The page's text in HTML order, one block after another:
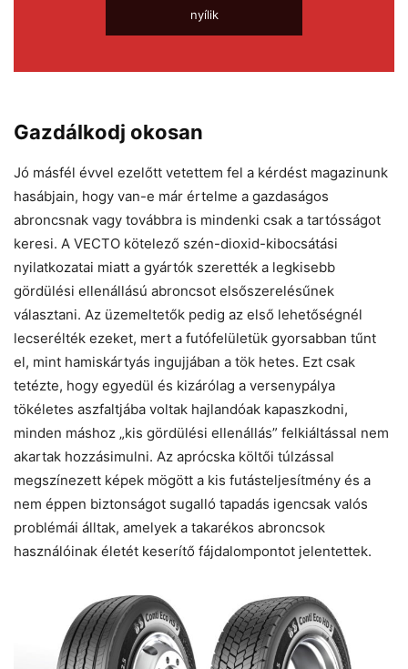
nyílik
Gazdálkodj okosan
Jó másfél évvel ezelőtt vetettem fel a kérdést magazinunk
hasábjain, hogy van-e már értelme a gazdaságos
abroncsnak vagy továbbra is mindenki csak a tartósságot
keresi. A VECTO kötelező szén-dioxid-kibocsátási
nyilatkozatai miatt a gyártók szerették a legkisebb
gördülési ellenállású abroncsot elsőszerelésűnek
választani. Az üzemeltetők pedig az első lehetőségnél
lecserélték ezeket, mert a futófelületük gyorsabban tűnt
el, mint hamiskártyás ingujjában a tök hetes. Ezt csak
tetézte, hogy egyedül és kizárólag a versenypálya
tökéletes aszfaltjába voltak hajlandóak kapaszkodni,
minden máshoz „kis gördülési ellenállás” felkiáltással nem
akartak hozzásimulni. Az aprócska költői túlzással
megszínezett képek mögött a kis futásteljesítmény és a
nem éppen biztonságot sugalló tapadás igencsak valós
problémái álltak, amelyek a takarékos abroncsok
használóinak életét keserítő fájdalompontot jelentettek.